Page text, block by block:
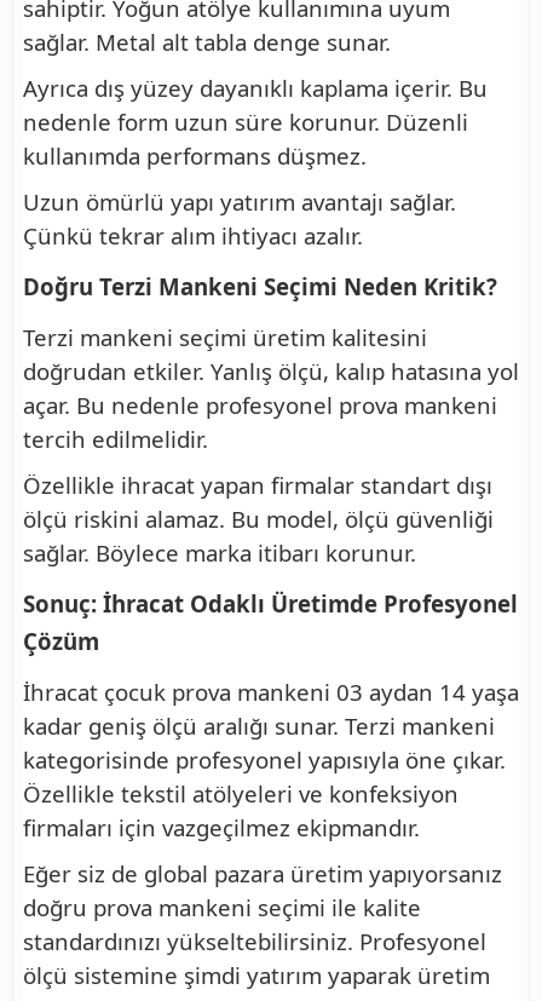
sahiptir. Yoğun atölye kullanımına uyum
sağlar. Metal alt tabla denge sunar.
Ayrıca dış yüzey dayanıklı kaplama içerir. Bu
nedenle form uzun süre korunur. Düzenli
kullanımda performans düşmez.
Uzun ömürlü yapı yatırım avantajı sağlar.
Çünkü tekrar alım ihtiyacı azalır.
Doğru Terzi Mankeni Seçimi Neden Kritik?
Terzi mankeni seçimi üretim kalitesini
doğrudan etkiler. Yanlış ölçü, kalıp hatasına yol
açar. Bu nedenle profesyonel prova mankeni
tercih edilmelidir.
Özellikle ihracat yapan firmalar standart dışı
ölçü riskini alamaz. Bu model, ölçü güvenliği
sağlar. Böylece marka itibarı korunur.
Sonuç: İhracat Odaklı Üretimde Profesyonel
Çözüm
İhracat çocuk prova mankeni 03 aydan 14 yaşa
kadar geniş ölçü aralığı sunar. Terzi mankeni
kategorisinde profesyonel yapısıyla öne çıkar.
Özellikle tekstil atölyeleri ve konfeksiyon
firmaları için vazgeçilmez ekipmandır.
Eğer siz de global pazara üretim yapıyorsanız
doğru prova mankeni seçimi ile kalite
standardınızı yükseltebilirsiniz. Profesyonel
ölçü sistemine şimdi yatırım yaparak üretim